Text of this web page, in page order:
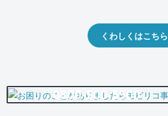
くわしくはこちら
0800-500-5500